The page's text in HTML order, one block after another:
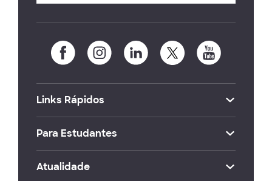
Links Rápidos
Para Estudantes
Atualidade